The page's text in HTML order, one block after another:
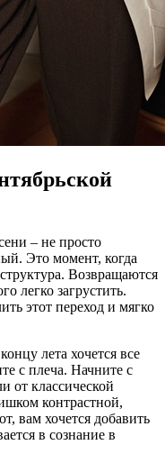
– не просто
Это момент, когда
Возвращаются
легко загрустить.
этот переход и мягко
лета хочется все
с плеча. Начните с
от классической
контрастной,
вам хочется добавить
в сознание в